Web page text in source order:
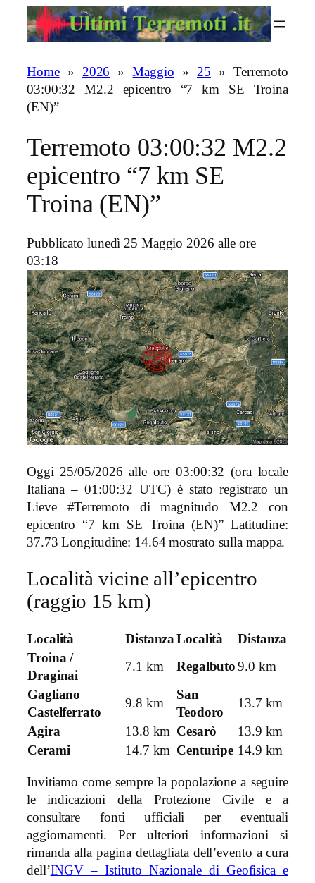
Home» 2026 »Maggio » 25 » Terremoto
03:00:32 M2.2 epicentro “7 km SE Troina
(EN)”
Terremoto 03:00:32 M2.2
epicentro “7 km SE
Troina (EN)”
Pubblicato lunedì 25 Maggio 2026 alle ore
03:18
Oggi 25/05/2026 alle ore 03:00:32 (ora locale
Italiana – 01:00:32 UTC) è stato registrato un
Lieve #Terremoto di magnitudo M2.2 con
epicentro “7 km SE Troina (EN)” Latitudine:
37.73 Longitudine: 14.64 mostrato sulla mappa.
Località vicine all’epicentro
(raggio 15 km)
Località DistanzaLocalità
Distanza
Troina /
Draginai
7.1 km Regalbuto 9.0 km
Gagliano
Castelferrato
9.8 km
San
Teodoro
13.7 km
Agira
13.8 km Cesarò
13.9 km
Cerami
14.7 km Centuripe 14.9 km
Invitiamo come sempre la popolazione a seguire
le indicazioni della Protezione Civile e a
consultare fonti ufficiali per eventuali
aggiornamenti. Per ulteriori informazioni si
rimanda alla pagina dettagliata dell’evento a cura
dell’INGV – Istituto Nazionale di Geofisica e